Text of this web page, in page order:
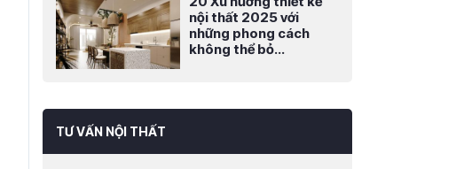
nội thất 2025 với
những phong cách
không thể bỏ...
TƯ VẤN NỘI THẤT